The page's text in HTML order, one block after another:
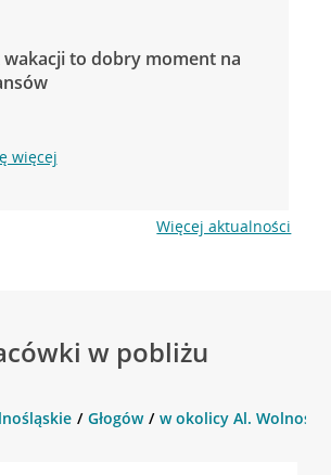
wakacji to dobry moment na
więcej
Więcej aktualności
w pobliżu
Głogów w okolicy Al. Wolności